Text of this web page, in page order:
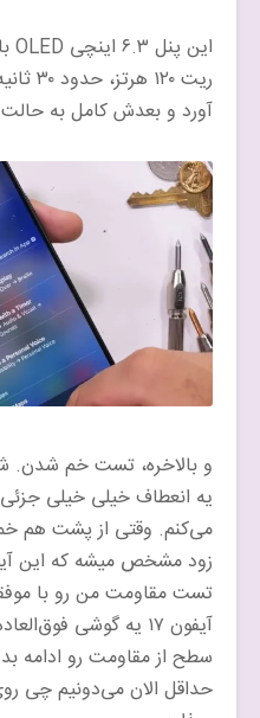
ریت
آورد و بعدش کامل به
و بالاخره، تست خم شدن.
یه انعطاف خیلی خیلی
می‌کنم. وقتی از پشت هم
تست مقاومت من رو با
آیفون ۱۷ یه گوشی
سطح از مقاومت رو ادامه
حداقل الان می‌دونیم چی